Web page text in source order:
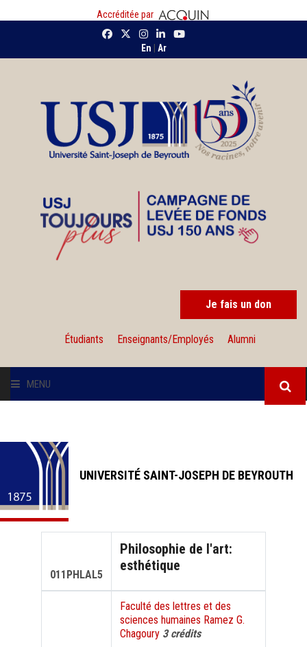
Accréditée par
En Ar
Je fais un don
Étudiants Enseignants/Employés Alumni
MENU
INSTITUTIONS
ADMISSION
RECHERCHE
INTERNATIONAL
UNIVERSITÉ SAINT-JOSEPH DE BEYROUTH
011PHLAL5
Philosophie de l'art:
esthétique
Faculté des lettres et des
sciences humaines Ramez G.
Chagoury 3 crédits